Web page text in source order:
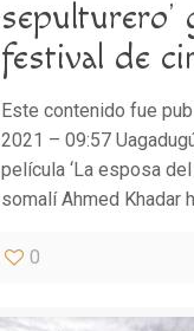
sepulturero’
festival de
Este contenido fue
2021 – 09:57
película ‘La esposa
somalí Ahmed Khadar
0